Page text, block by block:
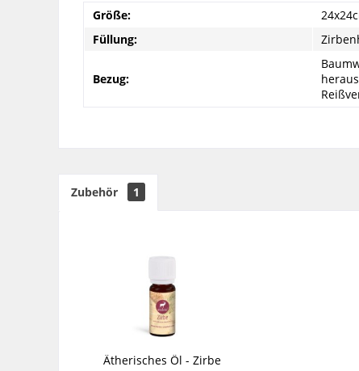
Größe:
Füllung:
Bezug:
Zubehör 1
Ätherisches Öl - Zirbe